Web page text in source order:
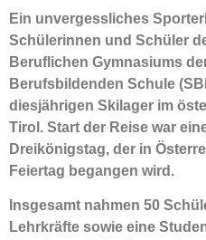
Ein unvergessliches
Schülerinnen und Schüler
Beruflichen Gymnasiums
Berufsbildenden Schule
diesjährigen Skilager im
Tirol. Start der Reise war
Dreikönigstag, der in
Feiertag begangen wird.
Insgesamt nahmen 50
Lehrkräfte sowie eine